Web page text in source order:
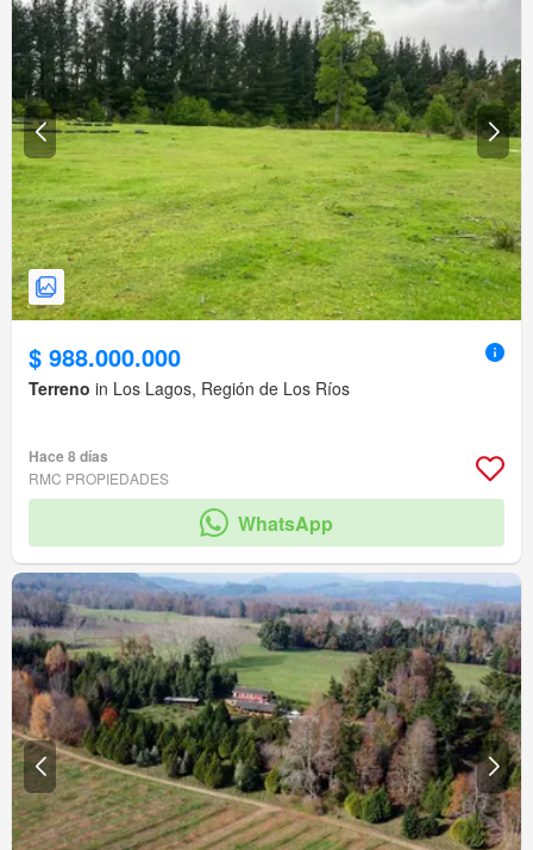
$ 988.000.000
Terreno in Los Lagos, Región de Los Ríos
Hace 8 días
RMC PROPIEDADES
WhatsApp